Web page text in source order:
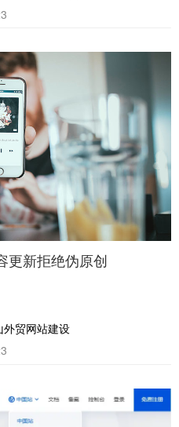
更新拒绝伪原创
外贸网站建设